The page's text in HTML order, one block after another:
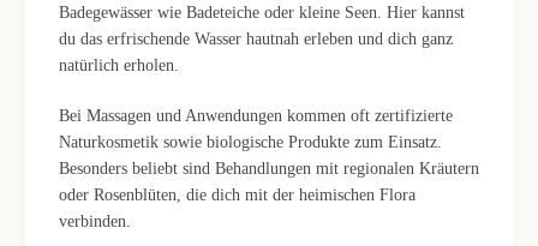
Badegewässer wie Badeteiche oder kleine Seen. Hier kannst
du das erfrischende Wasser hautnah erleben und dich ganz
natürlich erholen.
Bei Massagen und Anwendungen kommen oft zertifizierte
Naturkosmetik sowie biologische Produkte zum Einsatz.
Besonders beliebt sind Behandlungen mit regionalen Kräutern
oder Rosenblüten, die dich mit der heimischen Flora
verbinden.